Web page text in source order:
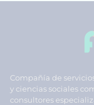
Compañía de
y ciencias sociales
consultores